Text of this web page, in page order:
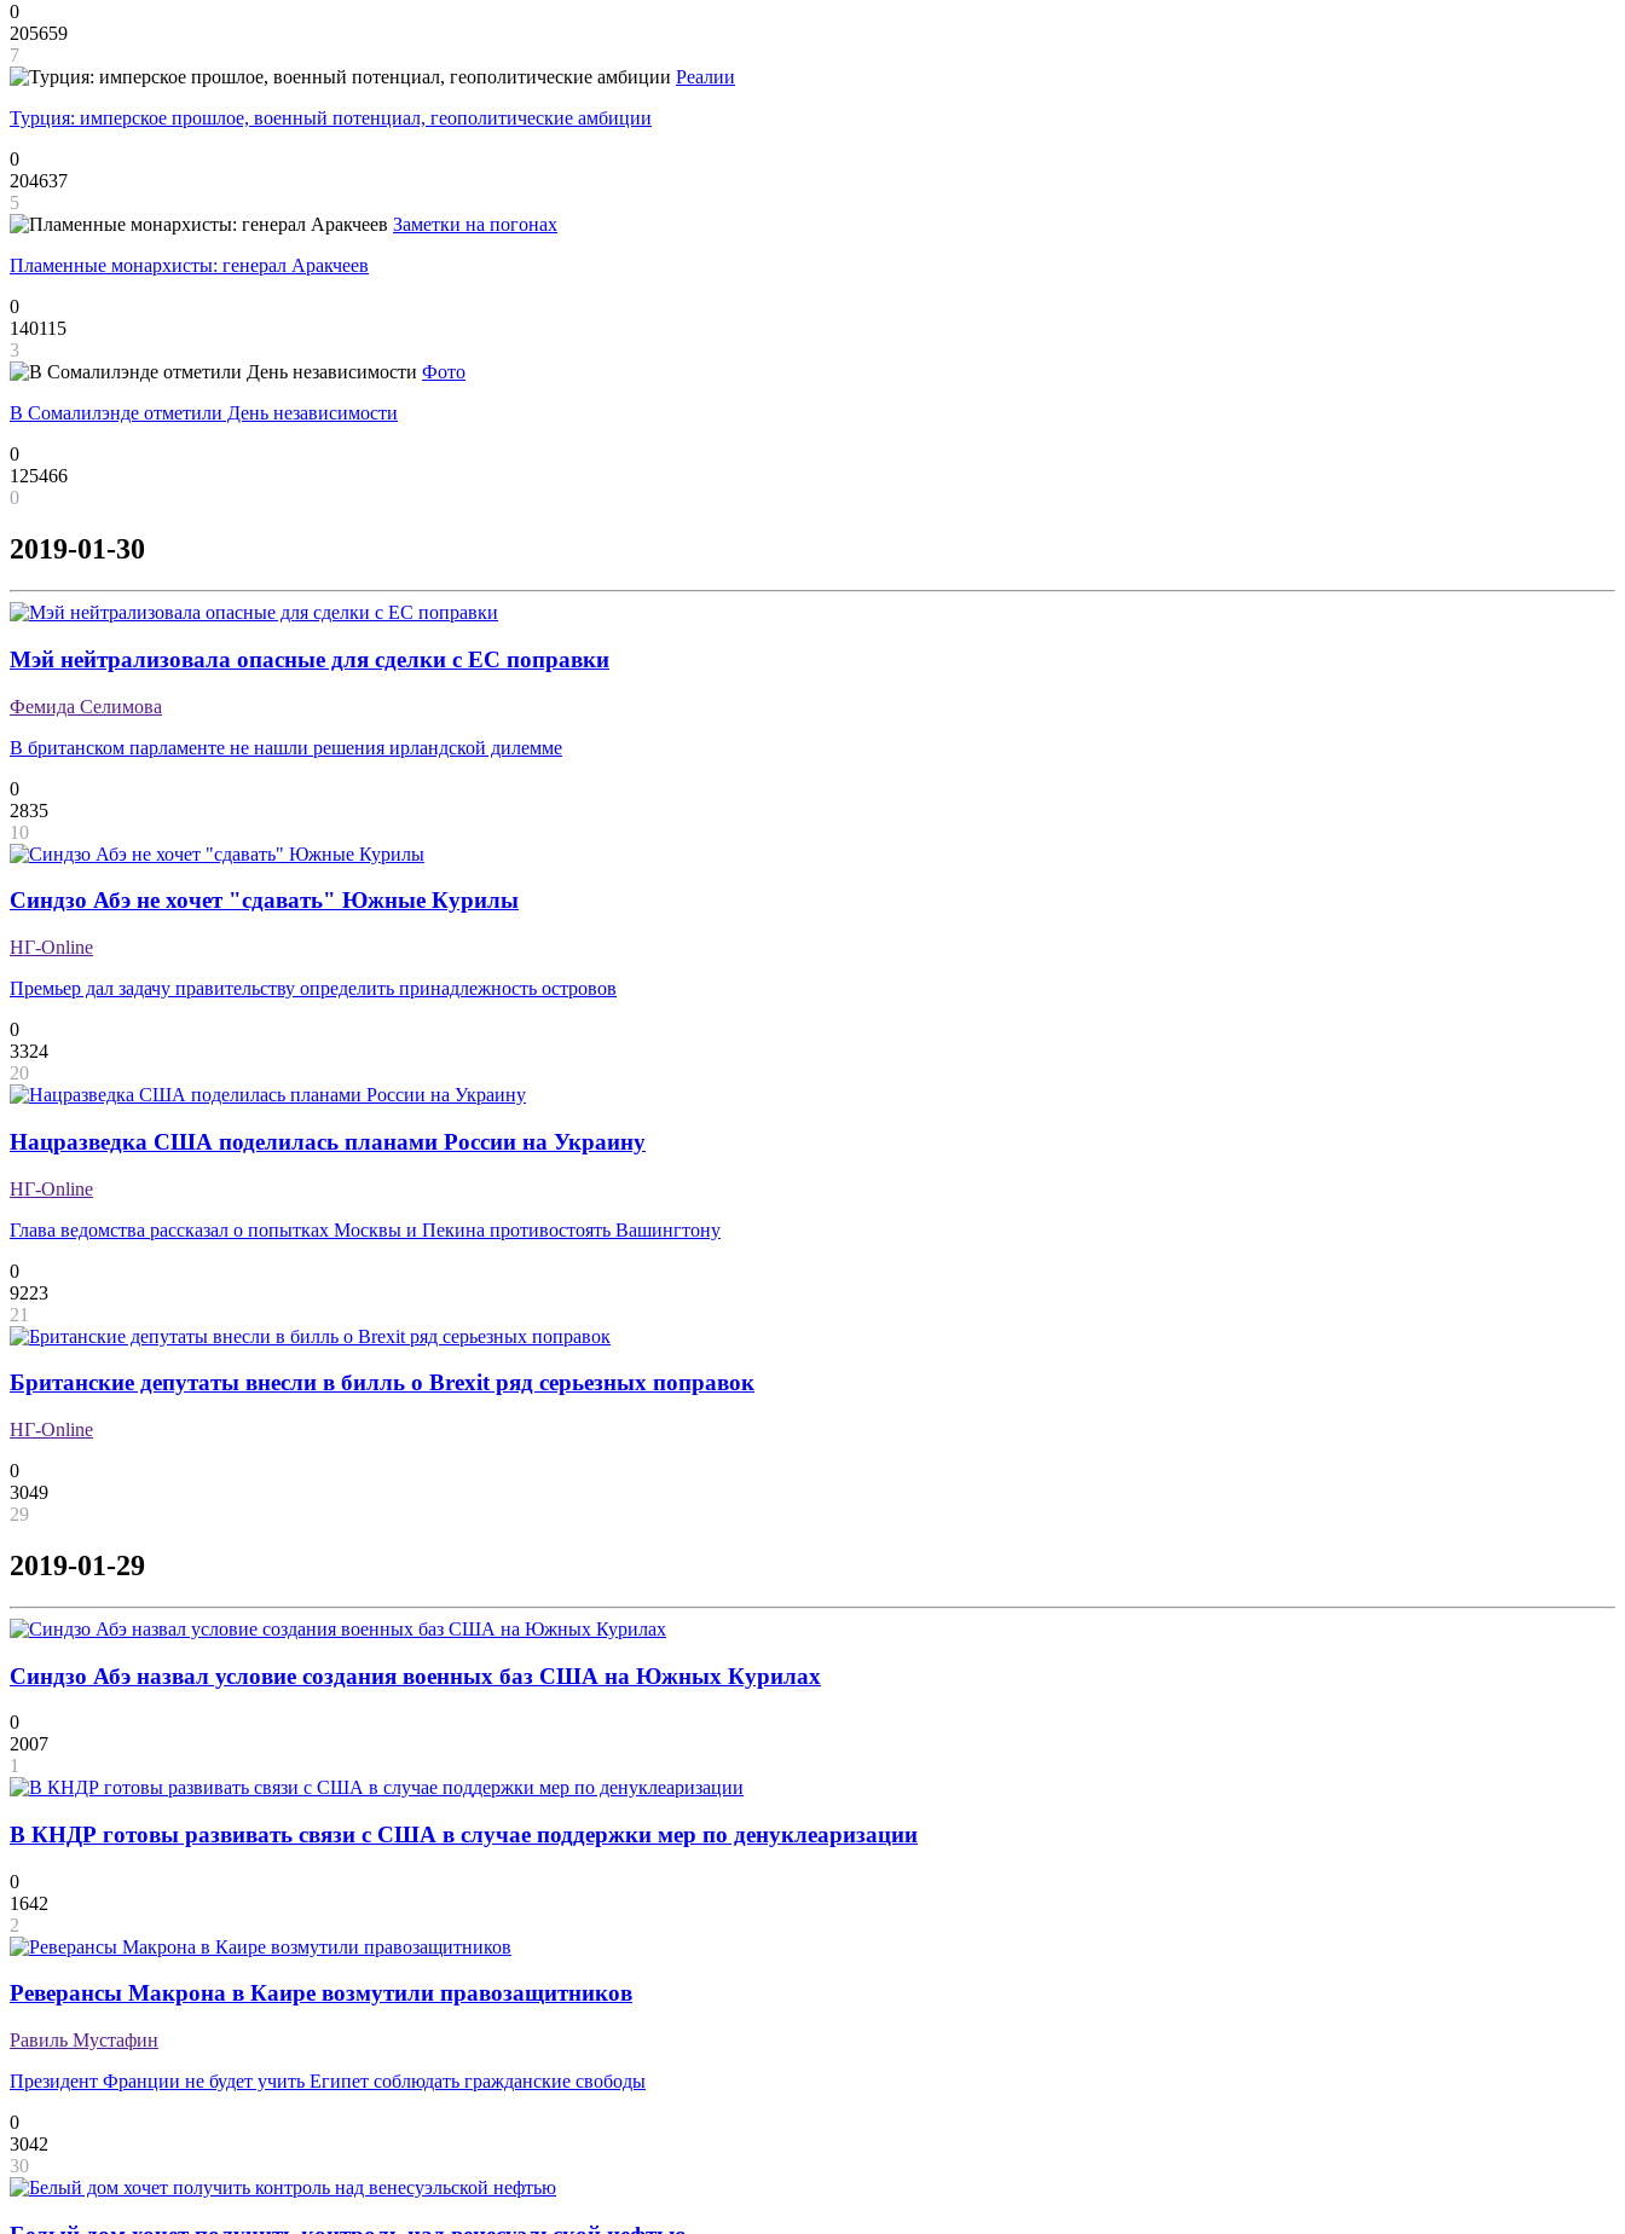
0
205659
7
Реалии
Турция: имперское прошлое, военный потенциал, геополитические амбиции
0
204637
5
Заметки на погонах
Пламенные монархисты: генерал Аракчеев
0
140115
3
Фото
В Сомалилэнде отметили День независимости
0
125466
0
2019-01-30
Мэй нейтрализовала опасные для сделки с ЕС поправки
Фемида Селимова
В британском парламенте не нашли решения ирландской дилемме
0
2835
10
Синдзо Абэ не хочет "сдавать" Южные Курилы
НГ-Online
Премьер дал задачу правительству определить принадлежность островов
0
3324
20
Нацразведка США поделилась планами России на Украину
НГ-Online
Глава ведомства рассказал о попытках Москвы и Пекина противостоять Вашингтону
0
9223
21
Британские депутаты внесли в билль о Brexit ряд серьезных поправок
НГ-Online
0
3049
29
2019-01-29
Синдзо Абэ назвал условие создания военных баз США на Южных Курилах
0
2007
1
В КНДР готовы развивать связи с США в случае поддержки мер по денуклеаризации
0
1642
2
Реверансы Макрона в Каире возмутили правозащитников
Равиль Мустафин
Президент Франции не будет учить Египет соблюдать гражданские свободы
0
3042
30